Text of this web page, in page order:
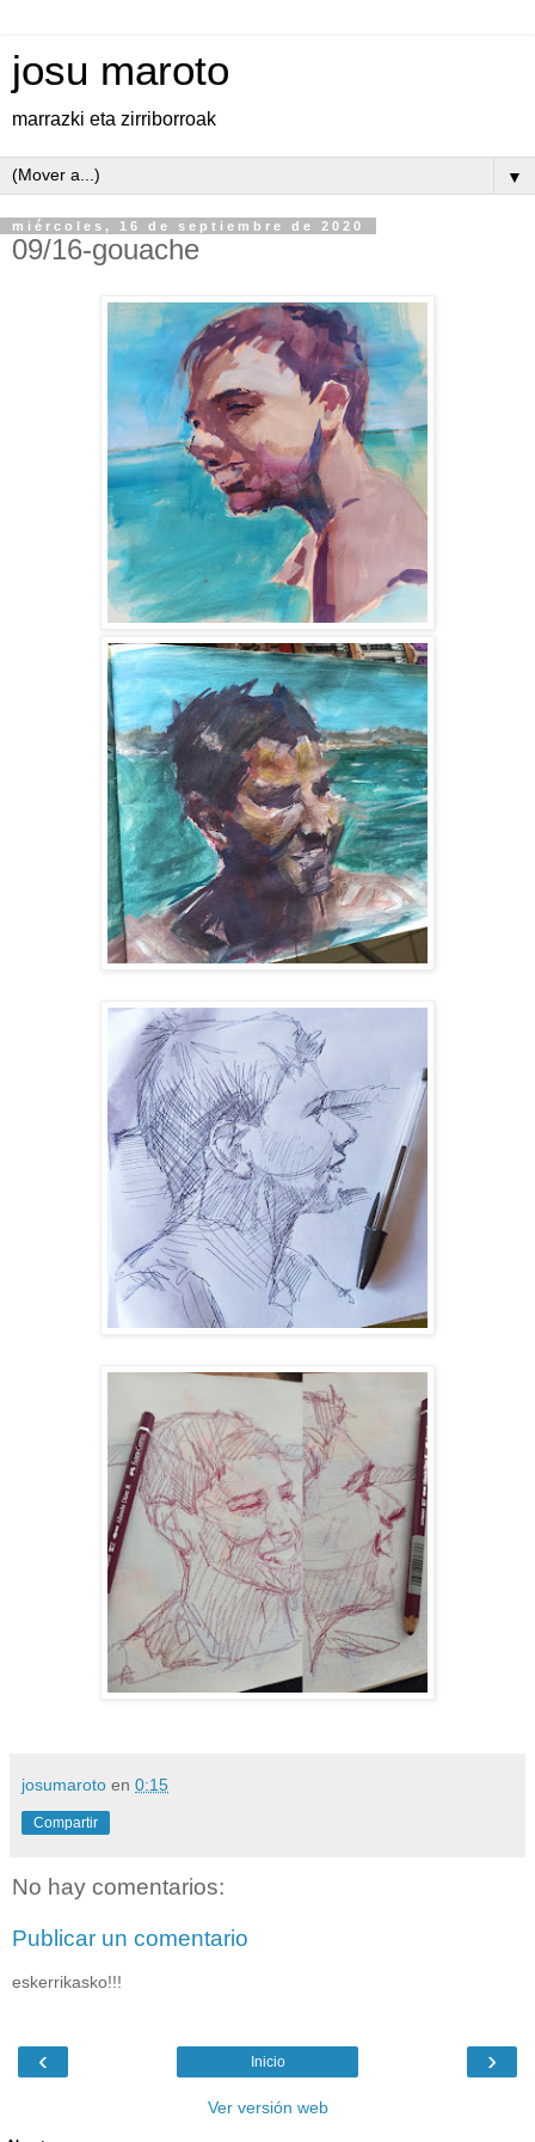
josu maroto
marrazki eta zirriborroak
▼
miércoles, 16 de septiembre de 2020
09/16-gouache
josumaroto en 0:15
Compartir
No hay comentarios:
Publicar un comentario
eskerrikasko!!!
‹ ›
Inicio
Ver versión web